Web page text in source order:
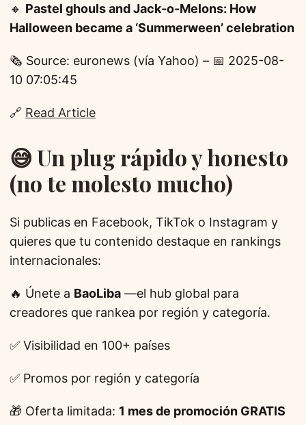
🔸 Pastel ghouls and Jack-o-Melons: How
Halloween became a ‘Summerween’ celebration
🗞️ Source: euronews (vía Yahoo) – 📅 2025-08-
10 07:05:45
🔗 Read Article
😅 Un plug rápido y honesto
(no te molesto mucho)
Si publicas en Facebook, TikTok o Instagram y
quieres que tu contenido destaque en rankings
internacionales:
🔥 Únete a BaoLiba —el hub global para
creadores que rankea por región y categoría.
✅ Visibilidad en 100+ países
✅ Promos por región y categoría
🎁 Oferta limitada: 1 mes de promoción GRATIS